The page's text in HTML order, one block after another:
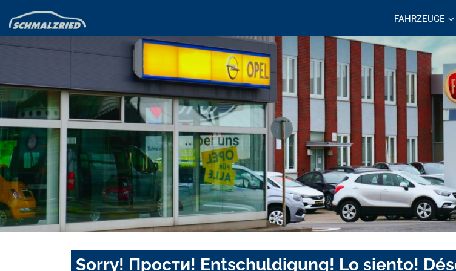
FAHRZEUGE
Sorry! Прости! Entschuldigung! Lo siento!